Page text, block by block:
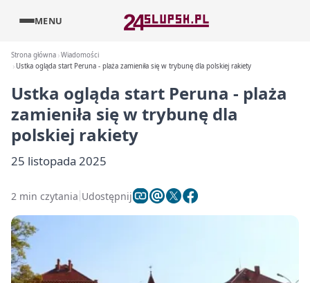
MENU
Strona główna Wiadomości
Ustka ogląda start Peruna - plaża zamieniła się w trybunę dla polskiej rakiety
Ustka ogląda start Peruna - plaża
zamieniła się w trybunę dla
polskiej rakiety
25 listopada 2025
2 min czytania Udostępnij